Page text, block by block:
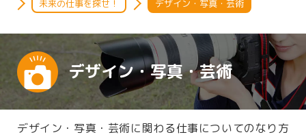
未来の仕事を探せ！ デザイン・写真・芸術
デザイン・写真・芸術
デザイン・写真・芸術に関わる仕事についてのなり方